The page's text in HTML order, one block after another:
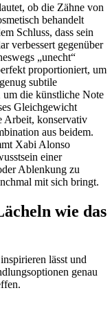
ob die Zähne von
behandelt
Schluss, dass sein
verbessert gegenüber
„unecht“
proportioniert, um
subtile
um die künstliche Note
Gleichgewicht
Arbeit, konservativ
aus beidem.
Xabi Alonso
einer
Ablenkung zu
mit sich bringt.
wie das
lässt und
genau